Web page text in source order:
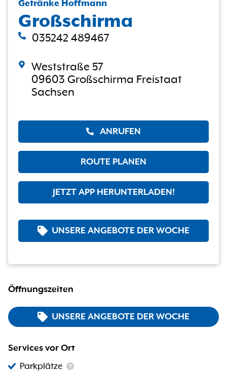
Getränke Hoffmann
Großschirma
035242 489467
Weststraße 57
09603 Großschirma Freistaat
Sachsen
ANRUFEN
ROUTE PLANEN
JETZT APP HERUNTERLADEN!
UNSERE ANGEBOTE DER WOCHE
Öffnungszeiten
UNSERE ANGEBOTE DER WOCHE
Services vor Ort
Parkplätze